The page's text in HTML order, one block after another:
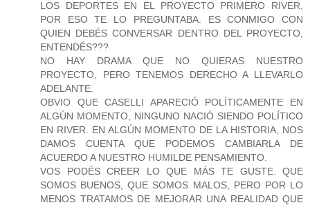
LOS DEPORTES EN EL PROYECTO PRIMERO RIVER,
POR ESO TE LO PREGUNTABA. ES CONMIGO CON
QUIEN DEBÉS CONVERSAR DENTRO DEL PROYECTO,
ENTENDÉS???
NO HAY DRAMA QUE NO QUIERAS NUESTRO
PROYECTO, PERO TENEMOS DERECHO A LLEVARLO
ADELANTE.
OBVIO QUE CASELLI APARECIÓ POLÍTICAMENTE EN
ALGÚN MOMENTO, NINGUNO NACIÓ SIENDO POLÍTICO
EN RIVER. EN ALGÚN MOMENTO DE LA HISTORIA, NOS
DAMOS CUENTA QUE PODEMOS CAMBIARLA DE
ACUERDO A NUESTRO HUMILDE PENSAMIENTO.
VOS PODÉS CREER LO QUE MÁS TE GUSTE. QUE
SOMOS BUENOS, QUE SOMOS MALOS, PERO POR LO
MENOS TRATAMOS DE MEJORAR UNA REALIDAD QUE